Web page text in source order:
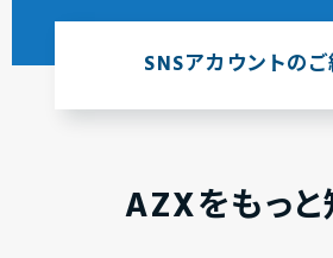
SNSアカウントの
AZXをもっと